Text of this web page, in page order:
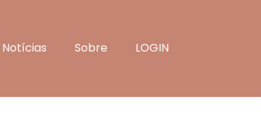
Notícias Sobre LOGIN